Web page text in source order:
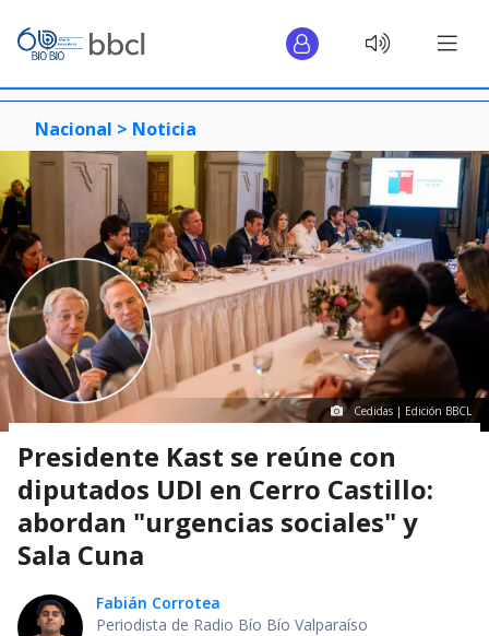
Nacional > Noticia
Cedidas | Edición BBCL
Presidente Kast se reúne con
diputados UDI en Cerro Castillo:
abordan "urgencias sociales" y
Sala Cuna
Fabián Corrotea
Periodista de Radio Bío Bío Valparaíso